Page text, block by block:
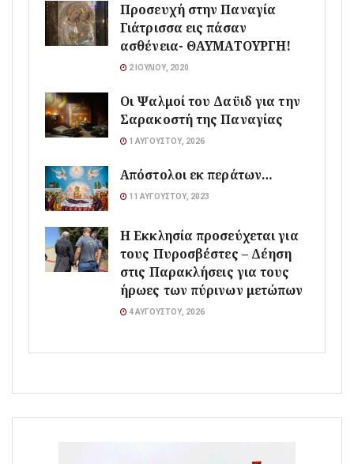
Προσευχή στην Παναγία
Γιάτρισσα εις πάσαν
ασθένεια- ΘΑΥΜΑΤΟΥΡΓΗ!
2 ΙΟΥΛΊΟΥ, 2020
Οι Ψαλμοί του Δαϋιδ για την
Σαρακοστή της Παναγίας
1 ΑΥΓΟΎΣΤΟΥ, 2026
Απόστολοι εκ περάτων…
11 ΑΥΓΟΎΣΤΟΥ, 2023
Η Εκκλησία προσεύχεται για
τους Πυροσβέστες – Δέηση
στις Παρακλήσεις για τους
ήρωες των πύρινων μετώπων
4 ΑΥΓΟΎΣΤΟΥ, 2026